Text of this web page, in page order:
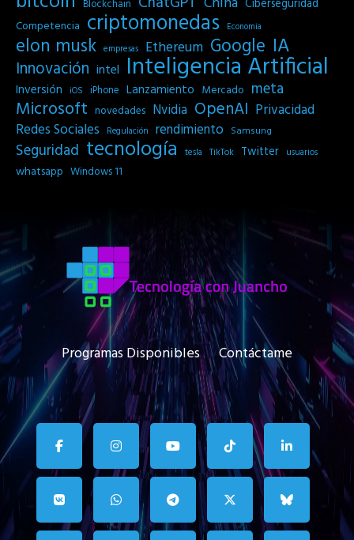
Blockchain
Ciberseguridad
Competencia criptomonedas Economia
elon musk empresas Ethereum Google IA
Innovación intel Inteligencia Artificial
Inversión iOS iPhone Lanzamiento Mercado meta
Microsoft novedades Nvidia OpenAI Privacidad
Redes Sociales
Regulación rendimiento Samsung
Seguridad tecnología tesla TikTok Twitter usuarios
whatsapp Windows 11
Programas Disponibles Contáctame